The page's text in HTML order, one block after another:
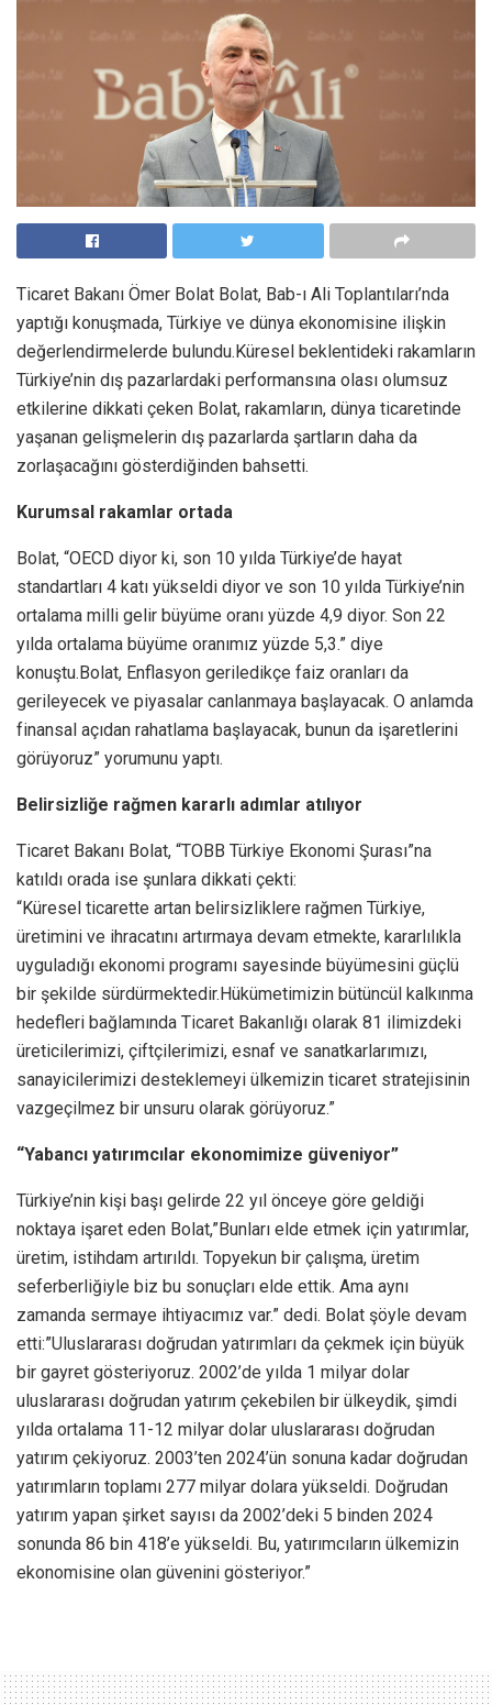
Ticaret Bakanı Ömer Bolat Bolat, Bab-ı Ali Toplantıları’nda
yaptığı konuşmada, Türkiye ve dünya ekonomisine ilişkin
değerlendirmelerde bulundu.Küresel beklentideki rakamların
Türkiye’nin dış pazarlardaki performansına olası olumsuz
etkilerine dikkati çeken Bolat, rakamların, dünya ticaretinde
yaşanan gelişmelerin dış pazarlarda şartların daha da
zorlaşacağını gösterdiğinden bahsetti.
Kurumsal rakamlar ortada
Bolat, “OECD diyor ki, son 10 yılda Türkiye’de hayat
standartları 4 katı yükseldi diyor ve son 10 yılda Türkiye’nin
ortalama milli gelir büyüme oranı yüzde 4,9 diyor. Son 22
yılda ortalama büyüme oranımız yüzde 5,3.” diye
konuştu.Bolat, Enflasyon geriledikçe faiz oranları da
gerileyecek ve piyasalar canlanmaya başlayacak. O anlamda
finansal açıdan rahatlama başlayacak, bunun da işaretlerini
görüyoruz” yorumunu yaptı.
Belirsizliğe rağmen kararlı adımlar atılıyor
Ticaret Bakanı Bolat, “TOBB Türkiye Ekonomi Şurası”na
katıldı orada ise şunlara dikkati çekti:
“Küresel ticarette artan belirsizliklere rağmen Türkiye,
üretimini ve ihracatını artırmaya devam etmekte, kararlılıkla
uyguladığı ekonomi programı sayesinde büyümesini güçlü
bir şekilde sürdürmektedir.Hükümetimizin bütüncül kalkınma
hedefleri bağlamında Ticaret Bakanlığı olarak 81 ilimizdeki
üreticilerimizi, çiftçilerimizi, esnaf ve sanatkarlarımızı,
sanayicilerimizi desteklemeyi ülkemizin ticaret stratejisinin
vazgeçilmez bir unsuru olarak görüyoruz.”
“Yabancı yatırımcılar ekonomimize güveniyor”
Türkiye’nin kişi başı gelirde 22 yıl önceye göre geldiği
noktaya işaret eden Bolat,”Bunları elde etmek için yatırımlar,
üretim, istihdam artırıldı. Topyekun bir çalışma, üretim
seferberliğiyle biz bu sonuçları elde ettik. Ama aynı
zamanda sermaye ihtiyacımız var.” dedi. Bolat şöyle devam
etti:”Uluslararası doğrudan yatırımları da çekmek için büyük
bir gayret gösteriyoruz. 2002’de yılda 1 milyar dolar
uluslararası doğrudan yatırım çekebilen bir ülkeydik, şimdi
yılda ortalama 11-12 milyar dolar uluslararası doğrudan
yatırım çekiyoruz. 2003’ten 2024’ün sonuna kadar doğrudan
yatırımların toplamı 277 milyar dolara yükseldi. Doğrudan
yatırım yapan şirket sayısı da 2002’deki 5 binden 2024
sonunda 86 bin 418’e yükseldi. Bu, yatırımcıların ülkemizin
ekonomisine olan güvenini gösteriyor.”